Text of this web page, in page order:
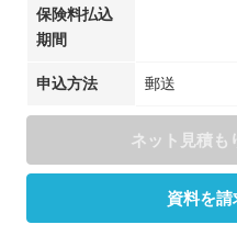
保険料払込
期間
申込方法 郵送
資料を
ネット見積も